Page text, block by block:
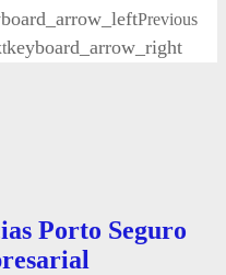
Previous
keyboard_arrow_right
Porto Seguro